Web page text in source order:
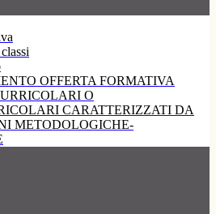
OFFERTA FORMATIVA
O
CARATTERIZZATI DA
METODOLOGICHE-